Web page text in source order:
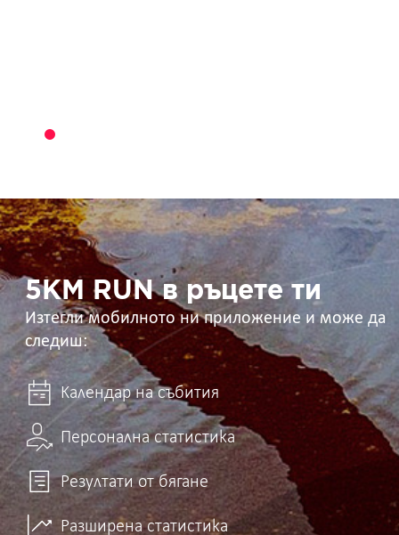
5KM
RUN
в
ръцете
ти 5KM RUN в ръцете ти
Изтегли мобилното ни приложение и може да
следиш:
Календар на събития
Персонална статистика
Резултати от бягане
Разширена статистика